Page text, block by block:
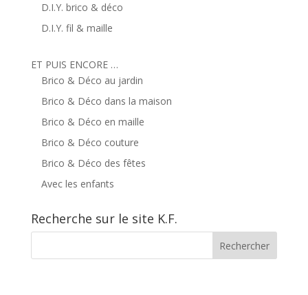
D.I.Y. brico & déco
D.I.Y. fil & maille
ET PUIS ENCORE …
Brico & Déco au jardin
Brico & Déco dans la maison
Brico & Déco en maille
Brico & Déco couture
Brico & Déco des fêtes
Avec les enfants
Recherche sur le site K.F.